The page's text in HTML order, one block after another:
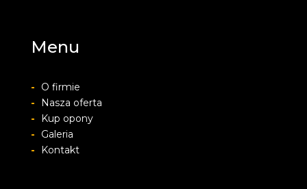
Menu
-
O firmie
-
Nasza oferta
-
Kup opony
-
Galeria
-
Kontakt